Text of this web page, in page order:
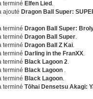
terminé Elfen Lied .
ajouté Dragon Ball Super:
terminé Dragon Ball Super:
terminé Dragon Ball Super.
terminé Dragon Ball Z Kai.
terminé Darling in the FranXX.
terminé Black Lagoon 2.
terminé Black Lagoon .
terminé Black Lagoon.
terminéTōhai Densetsu Akagi: